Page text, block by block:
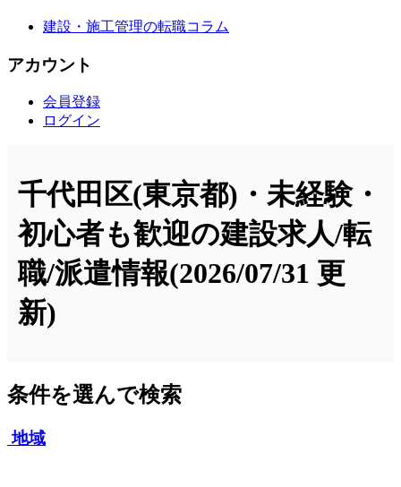
建設・施工管理の転職コラム
アカウント
会員登録
ログイン
千代田区(東京都)・未経験・
初心者も歓迎の建設求人/転
職/派遣情報(2026/07/31 更
新)
条件を選んで検索
地域